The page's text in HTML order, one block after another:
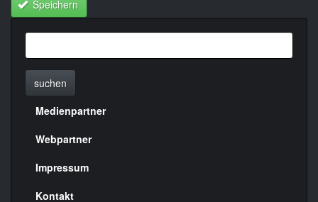
Speichern
suchen
Menülinks
rechte
Seite
Medienpartner
Webpartner
Impressum
Kontakt